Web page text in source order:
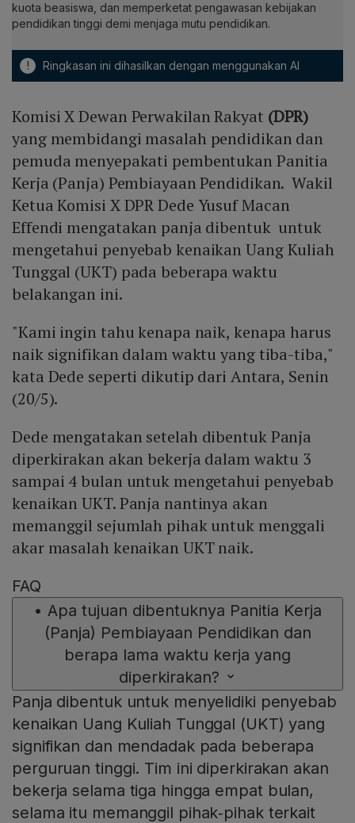
kuota beasiswa, dan memperketat pengawasan kebijakan
pendidikan tinggi demi menjaga mutu pendidikan.
! Ringkasan ini dihasilkan dengan menggunakan AI
Komisi X Dewan Perwakilan Rakyat (DPR)
yang membidangi masalah pendidikan dan
pemuda menyepakati pembentukan Panitia
Kerja (Panja) Pembiayaan Pendidikan. Wakil
Ketua Komisi X DPR Dede Yusuf Macan
Effendi mengatakan panja dibentuk untuk
mengetahui penyebab kenaikan Uang Kuliah
Tunggal (UKT) pada beberapa waktu
belakangan ini.
"Kami ingin tahu kenapa naik, kenapa harus
naik signifikan dalam waktu yang tiba-tiba,"
kata Dede seperti dikutip dari Antara, Senin
(20/5).
Dede mengatakan setelah dibentuk Panja
diperkirakan akan bekerja dalam waktu 3
sampai 4 bulan untuk mengetahui penyebab
kenaikan UKT. Panja nantinya akan
memanggil sejumlah pihak untuk menggali
akar masalah kenaikan UKT naik.
FAQ
• Apa tujuan dibentuknya Panitia Kerja
(Panja) Pembiayaan Pendidikan dan
berapa lama waktu kerja yang
diperkirakan?
Panja dibentuk untuk menyelidiki penyebab
kenaikan Uang Kuliah Tunggal (UKT) yang
signifikan dan mendadak pada beberapa
perguruan tinggi. Tim ini diperkirakan akan
bekerja selama tiga hingga empat bulan,
selama itu memanggil pihak‑pihak terkait